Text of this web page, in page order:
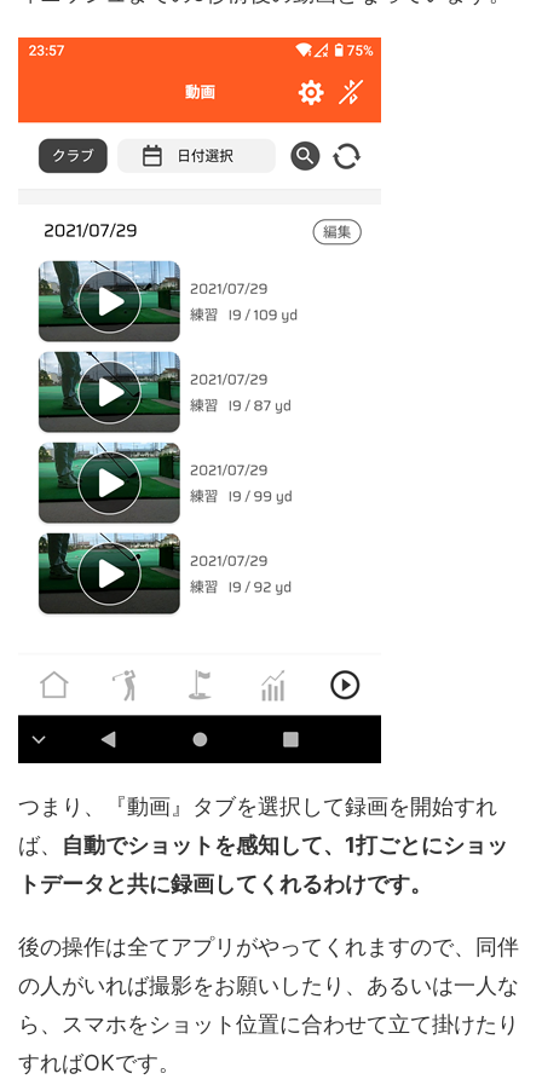
つまり、『動画』タブを選択して録画を開始すれ
ば、 自動でショットを感知して、1打ごとにショッ
トデータと共に録画してくれるわけです。
後の操作は全てアプリがやってくれますので、同伴
の人がいれば撮影をお願いしたり、あるいは一人な
ら、スマホをショット位置に合わせて立て掛けたり
すればOKです。